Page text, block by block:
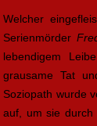
Welcher
Serienmörder
lebendigem
grausame Tat
Soziopath wurde
auf, um sie durch